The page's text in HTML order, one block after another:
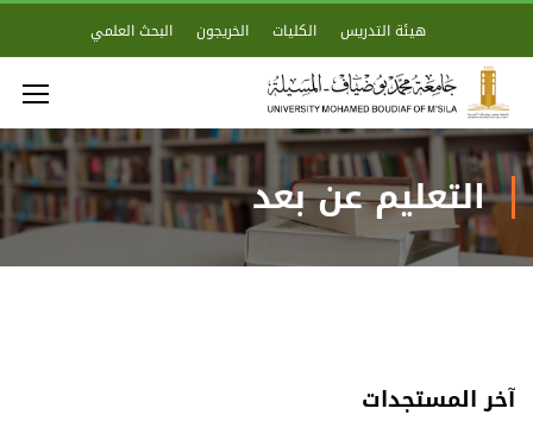
هيئة التدريس الكليات الخريجون البحث العلمي
التعليم عن بعد
آخر المستجدات